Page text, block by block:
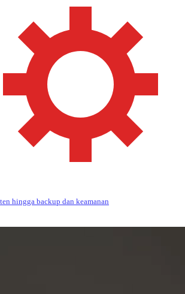
hingga backup dan keamanan